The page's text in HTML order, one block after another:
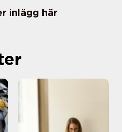
inlägg här